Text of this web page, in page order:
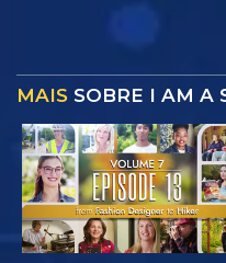
MAIS SOBRE I AM A